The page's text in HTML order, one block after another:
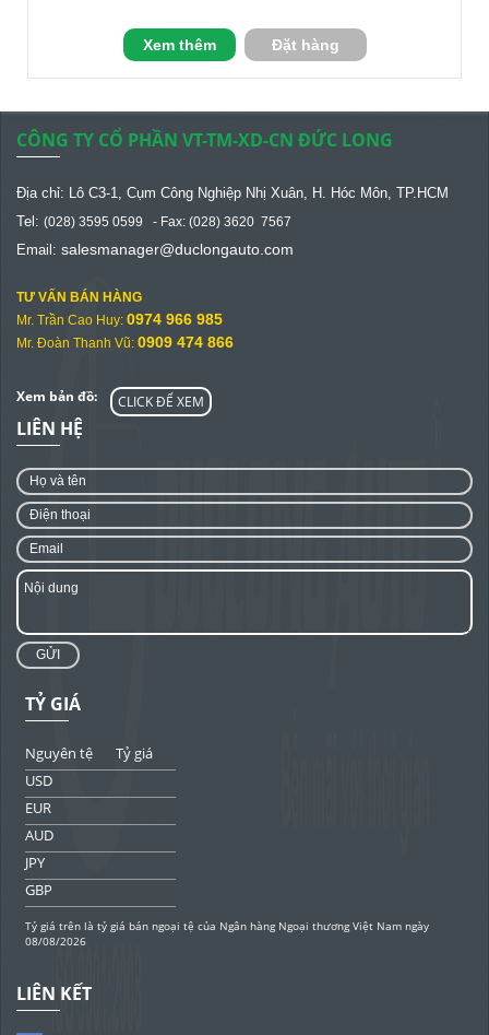
Xem thêm Đặt hàng
CÔNG TY CỔ PHẦN VT-TM-XD-CN ĐỨC LONG
Địa chỉ: Lô C3-1, Cụm Công Nghiệp Nhị Xuân, H. Hóc Môn, TP.HCM
Tel: (028) 3595 0599 - Fax: (028) 3620 7567
Email: salesmanager@duclongauto.com
TƯ VẤN BÁN HÀNG
Mr. Trần Cao Huy: 0974 966 985
Mr. Đoàn Thanh Vũ: 0909 474 866
Xem bản đồ: CLICK ĐỂ XEM
LIÊN HỆ
GỬI
TỶ GIÁ
Nguyên tệ
Tỷ giá
USD
EUR
AUD
JPY
GBP
Tỷ giá trên là tỷ giá bán ngoại tệ của Ngân hàng Ngoại thương Việt Nam ngày
08/08/2026
LIÊN KẾT